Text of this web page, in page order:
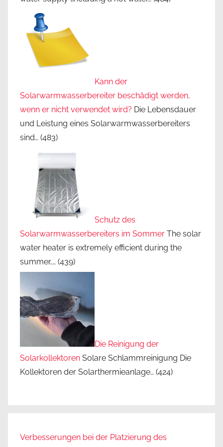
Kann der
Solarwarmwasserbereiter beschädigt werden,
wenn er nicht verwendet wird? Die Lebensdauer
und Leistung eines Solarwarmwasserbereiters
sind… (483)
Schutz des
Solarwarmwasserbereiters im Sommer The solar
water heater is extremely efficient during the
summer,… (439)
Die Reinigung der
Solarkollektoren Solare Schlammreinigung Die
Kollektoren der Solarthermieanlage… (424)
Verbesserungen bei der Platzierung des